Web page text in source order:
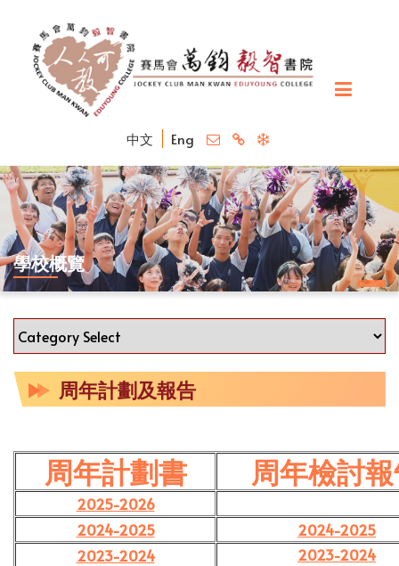
中文 Eng
學校概覽
周年計劃及報告
周年計劃書 周年檢討
2025-2026
2024-2025
2024-2025
2023-2024
2023-2024